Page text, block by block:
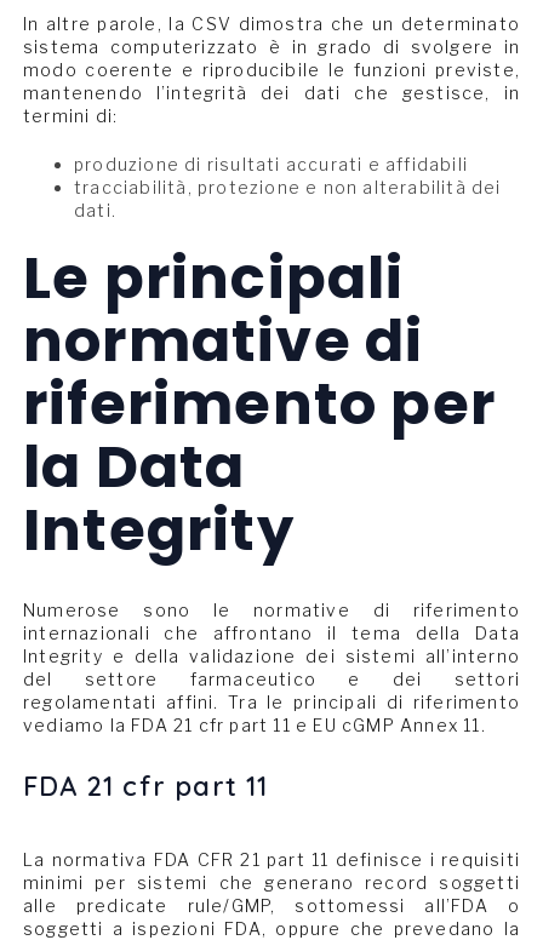
In altre parole, la CSV dimostra che un determinato
sistema computerizzato è in grado di svolgere in
modo coerente e riproducibile le funzioni previste,
mantenendo l’integrità dei dati che gestisce, in
termini di:
produzione di risultati accurati e affidabili
tracciabilità, protezione e non alterabilità dei
dati.
Le principali
normative di
riferimento per
la Data
Integrity
Numerose sono le normative di riferimento
internazionali che affrontano il tema della Data
Integrity e della validazione dei sistemi all’interno
del settore farmaceutico e dei settori
regolamentati affini. Tra le principali di riferimento
vediamo la FDA 21 cfr part 11 e EU cGMP Annex 11.
FDA 21 cfr part 11
La normativa FDA CFR 21 part 11 definisce i requisiti
minimi per sistemi che generano record soggetti
alle predicate rule/GMP, sottomessi all’FDA o
soggetti a ispezioni FDA, oppure che prevedano la